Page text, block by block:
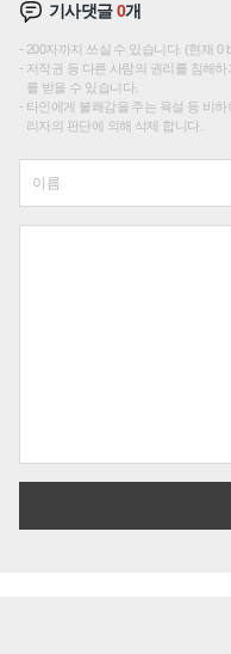
기사댓글0개
200자까지 쓰실 수 있습니다. (현재 0
저작권 등 다른 사람의 권리를 침해
를 받을 수 있습니다.
타인에게 불쾌감을 주는 욕설 등 비
리자의 판단에 의해 삭제 합니다.